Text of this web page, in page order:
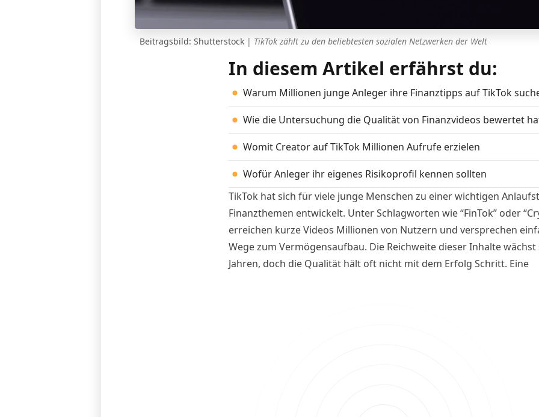
Beitragsbild: Shutterstock | TikTok zählt zu den beliebtesten sozialen Netzwerken der Welt
In diesem Artikel erfährst du:
Warum Millionen junge Anleger ihre Finanztipps auf TikTok
Wie die Untersuchung die Qualität von Finanzvideos bewertet
Womit Creator auf TikTok Millionen Aufrufe erzielen
Wofür Anleger ihr eigenes Risikoprofil kennen sollten
TikTok hat sich für viele junge Menschen zu einer wichtigen
Finanzthemen entwickelt. Unter Schlagworten wie “FinTok” oder
erreichen kurze Videos Millionen von Nutzern und versprechen
Wege zum Vermögensaufbau. Die Reichweite dieser Inhalte wächst
Jahren, doch die Qualität hält oft nicht mit dem Erfolg Schritt. Eine